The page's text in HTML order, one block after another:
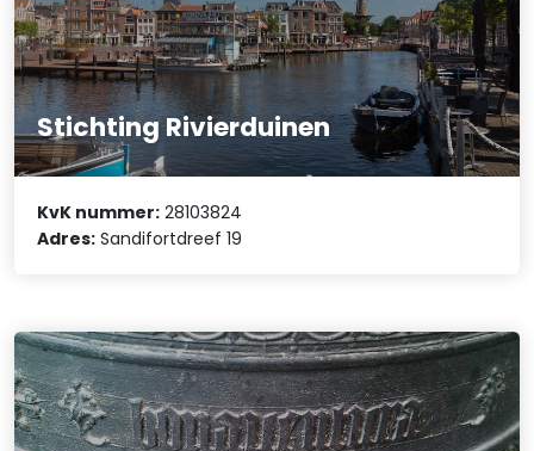
Stichting Rivierduinen
KvK nummer: 28103824
Adres: Sandifortdreef 19